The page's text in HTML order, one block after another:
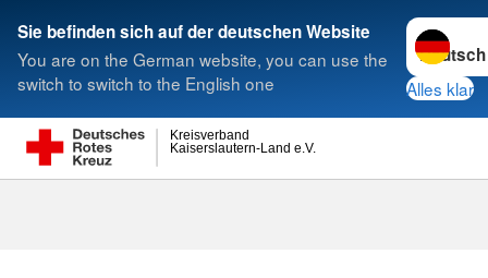
Sie befinden sich auf der deutschen Website
You are on the German website, you can use the
switch to switch to the English one
Sprache
Alles klar
Kaiserslautern-Land e.V.
Kreisverband
Suche